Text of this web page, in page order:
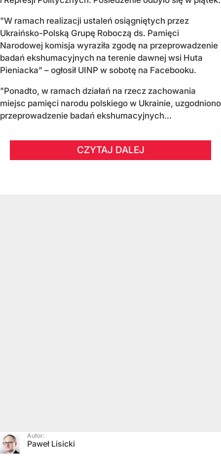
"W ramach realizacji ustaleń osiągniętych przez
Ukraińsko-Polską Grupę Roboczą ds. Pamięci
Narodowej komisja wyraziła zgodę na przeprowadzenie
badań ekshumacyjnych na terenie dawnej wsi Huta
Pieniacka" – ogłosił UINP w sobotę na Facebooku.
"Ponadto, w ramach działań na rzecz zachowania
miejsc pamięci narodu polskiego w Ukrainie, uzgodniono
przeprowadzenie badań ekshumacyjnych...
CZYTAJ DALEJ
Autor:
Paweł Lisicki